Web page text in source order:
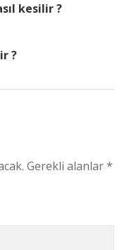
kesilir ?
?
Gerekli alanlar*